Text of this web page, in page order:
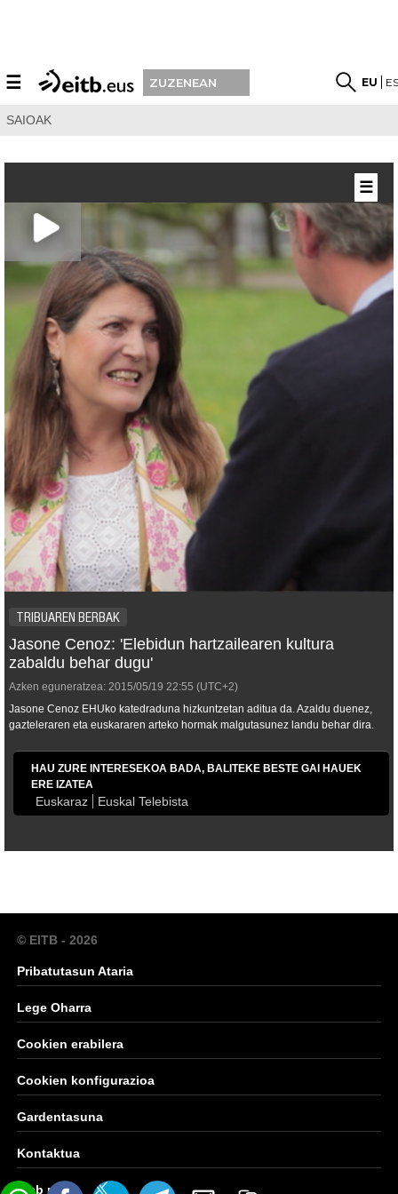
☰ ZUZENEAN EU
SAIOAK
TRIBUAREN BERBAK
Jasone Cenoz: 'Elebidun hartzailearen kultura
zabaldu behar dugu'
Azken eguneratzea: 2015/05/19 22:55 (UTC+2)
Jasone Cenoz EHUko katedraduna hizkuntzetan aditua da. Azaldu duenez,
gazteleraren eta euskararen arteko hormak malgutasunez landu behar dira.
HAU ZURE INTERESEKOA BADA, BALITEKE BESTE GAI HAUEK
ERE IZATEA
Euskaraz Euskal Telebista
☰
© EITB - 2026
Pribatutasun Ataria
Lege Oharra
Cookien erabilera
Cookien konfigurazioa
Gardentasuna
Kontaktua
Web mapa